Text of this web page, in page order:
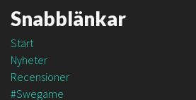
Snabblänkar
Start
Nyheter
Recensioner
#Swegame